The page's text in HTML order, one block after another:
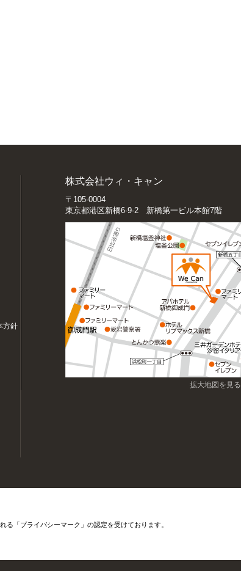
方針
株式会社ウィ・キャン
〒105-0004
東京都港区新橋6-9-2 新橋第一ビル本館7階
拡大地図を見る
「プライバシーマーク」の認定を受けております。